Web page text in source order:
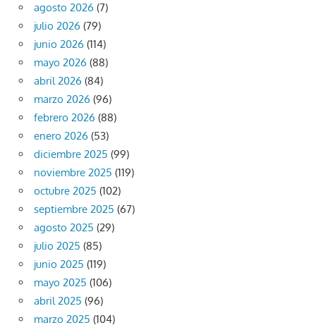
agosto 2026 (7)
julio 2026 (79)
junio 2026 (114)
mayo 2026 (88)
abril 2026 (84)
marzo 2026 (96)
febrero 2026 (88)
enero 2026 (53)
diciembre 2025 (99)
noviembre 2025 (119)
octubre 2025 (102)
septiembre 2025 (67)
agosto 2025 (29)
julio 2025 (85)
junio 2025 (119)
mayo 2025 (106)
abril 2025 (96)
marzo 2025 (104)